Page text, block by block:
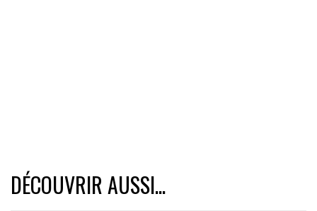
DÉCOUVRIR AUSSI...